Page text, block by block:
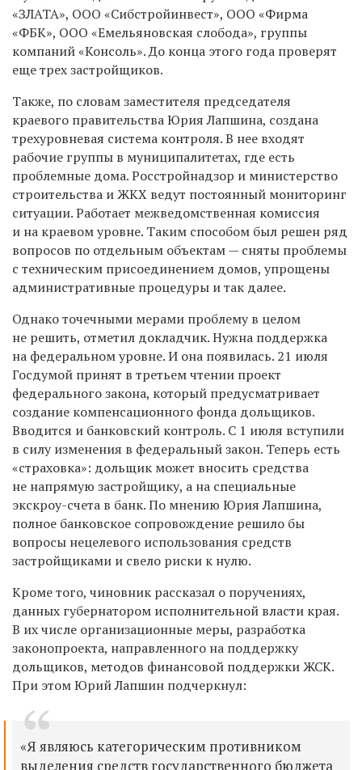
«ЗЛАТА», ООО «Сибстройинвест», ООО «Фирма
«ФБК», ООО «Емельяновская слобода», группы
компаний «Консоль». До конца этого года проверят
еще трех застройщиков.
Также, по словам заместителя председателя
краевого правительства Юрия Лапшина, создана
трехуровневая система контроля. В нее входят
рабочие группы в муниципалитетах, где есть
проблемные дома. Росстройнадзор и министерство
строительства и ЖКХ ведут постоянный мониторинг
ситуации. Работает межведомственная комиссия
и на краевом уровне. Таким способом был решен ряд
вопросов по отдельным объектам — сняты проблемы
с техническим присоединением домов, упрощены
административные процедуры и так далее.
Однако точечными мерами проблему в целом
не решить, отметил докладчик. Нужна поддержка
на федеральном уровне. И она появилась. 21 июля
Госдумой принят в третьем чтении проект
федерального закона, который предусматривает
создание компенсационного фонда дольщиков.
Вводится и банковский контроль. С 1 июля вступили
в силу изменения в федеральный закон. Теперь есть
«страховка»: дольщик может вносить средства
не напрямую застройщику, а на специальные
экскроу-счета в банк. По мнению Юрия Лапшина,
полное банковское сопровождение решило бы
вопросы нецелевого использования средств
застройщиками и свело риски к нулю.
Кроме того, чиновник рассказал о поручениях,
данных губернатором исполнительной власти края.
В их числе организационные меры, разработка
законопроекта, направленного на поддержку
дольщиков, методов финансовой поддержки ЖСК.
При этом Юрий Лапшин подчеркнул:
«Я являюсь категорическим противником
выделения средств государственного бюджета